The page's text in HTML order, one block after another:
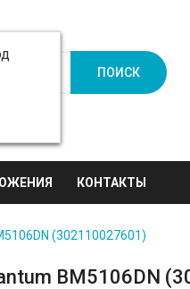
ПОИСК
КОНТАКТЫ
(302110027601)
BM5106DN